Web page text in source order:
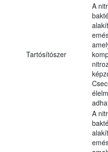
Tartósítószer
A
A